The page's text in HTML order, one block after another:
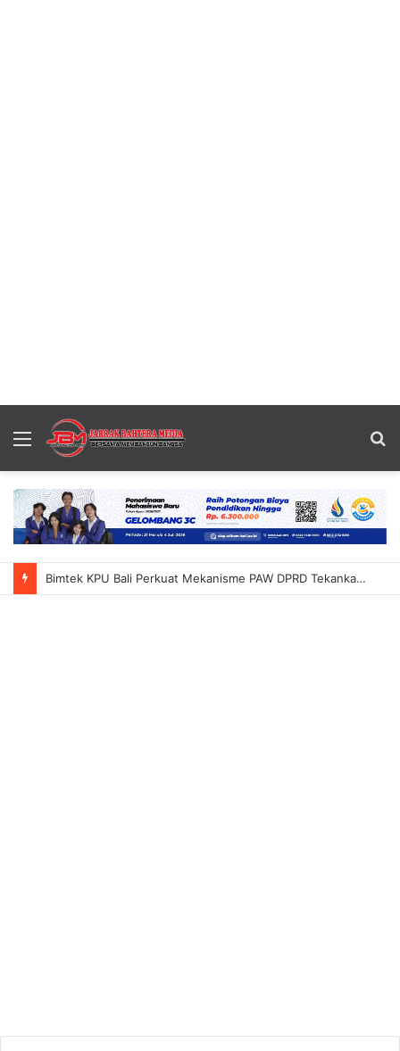
Menu
Bimtek KPU Bali Perkuat Mekanisme PAW DPRD Tekankan Ketelitian Dan Kepastian Hukum